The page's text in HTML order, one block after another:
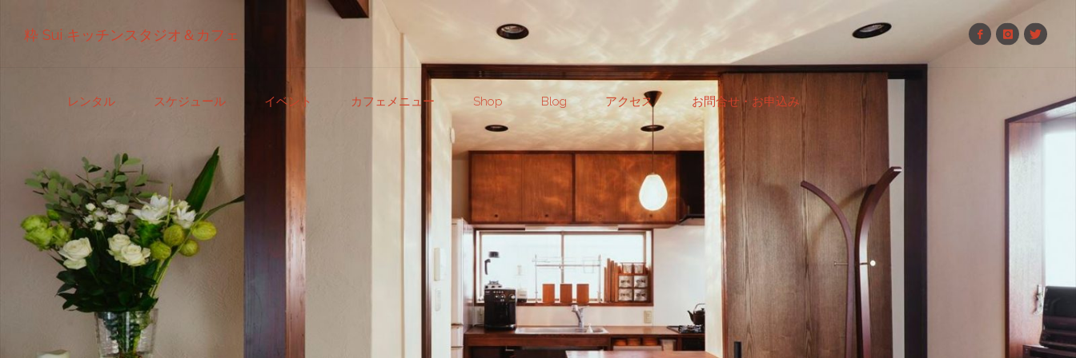
粋 Sui キッチンスタジオ＆カフェ
テ
ン
ツ
へ
レンタル スケジュール イベント カフェメニュー Shop Blog アクセス お問合せ・お申込み